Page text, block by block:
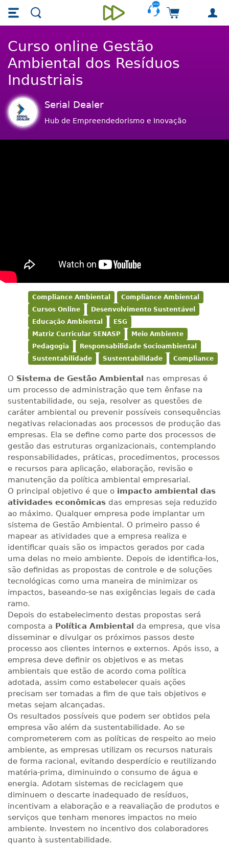
Skip main navigation
Skip to main content
Unieducar
Carrinho de
Curso online Gestão
Ambiental dos Resíduos
Industriais
Serial Dealer
Hub de Empreendedorismo e Inovação
Compliance Ambiental
Compliance Ambiental
Cursos Online
Desenvolvimento Sustentável
Educação Ambiental
ESG
Matriz Curricular SENASP
Meio Ambiente
Pedagogia
Responsabilidade Socioambiental
Sustentabilidade
Sustentabilidade Compliance
O Sistema de Gestão Ambiental nas empresas é
um processo de administração que tem ênfase na
sustentabilidade, ou seja, resolver as questões de
caráter ambiental ou prevenir possíveis consequências
negativas relacionadas aos processos de produção das
empresas. Ela se define como parte dos processos de
gestão das estruturas organizacionais, contemplando
responsabilidades, práticas, procedimentos, processos
e recursos para aplicação, elaboração, revisão e
manutenção da política ambiental empresarial.
O principal objetivo é que o impacto ambiental das
atividades econômicas das empresas seja reduzido
ao máximo. Qualquer empresa pode implantar um
sistema de Gestão Ambiental. O primeiro passo é
mapear as atividades que a empresa realiza e
identificar quais são os impactos gerados por cada
uma delas no meio ambiente. Depois de identifica-los,
são definidas as propostas de controle e de soluções
tecnológicas como uma maneira de minimizar os
impactos, baseando-se nas exigências legais de cada
ramo.
Depois do estabelecimento destas propostas será
composta a Política Ambiental da empresa, que visa
disseminar e divulgar os próximos passos deste
processo aos clientes internos e externos. Após isso, a
empresa deve definir os objetivos e as metas
ambientais que estão de acordo coma política
adotada, assim como estabelecer quais ações
precisam ser tomadas a fim de que tais objetivos e
metas sejam alcançadas.
Os resultados possíveis que podem ser obtidos pela
empresa vão além da sustentabilidade. Ao se
comprometerem com as políticas de respeito ao meio
ambiente, as empresas utilizam os recursos naturais
de forma racional, evitando desperdício e reutilizando
matéria-prima, diminuindo o consumo de água e
energia. Adotam sistemas de reciclagem que
diminuem o descarte inadequado de resíduos,
incentivam a elaboração e a reavaliação de produtos e
serviços que tenham menores impactos no meio
ambiente. Investem no incentivo dos colaboradores
quanto à sustentabilidade.